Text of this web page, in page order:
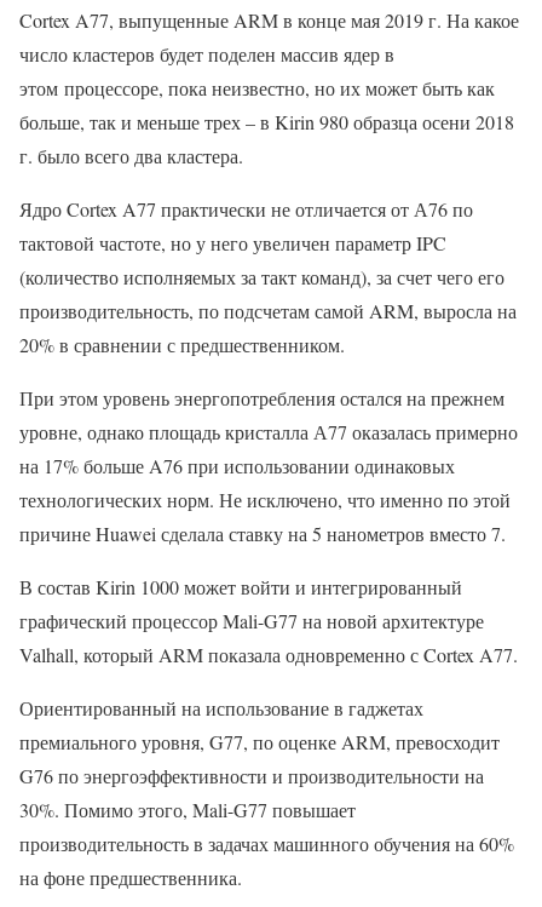
Cortex A77, выпущенные ARM в конце мая 2019 г. На какое
число кластеров будет поделен массив ядер в
этом процессоре, пока неизвестно, но их может быть как
больше, так и меньше трех – в Kirin 980 образца осени 2018
г. было всего два кластера.
Ядро Cortex A77 практически не отличается от А76 по
тактовой частоте, но у него увеличен параметр IPC
(количество исполняемых за такт команд), за счет чего его
производительность, по подсчетам самой ARM, выросла на
20% в сравнении с предшественником.
При этом уровень энергопотребления остался на прежнем
уровне, однако площадь кристалла А77 оказалась примерно
на 17% больше A76 при использовании одинаковых
технологических норм. Не исключено, что именно по этой
причине Huawei сделала ставку на 5 нанометров вместо 7.
В состав Kirin 1000 может войти и интегрированный
графический процессор Mali-G77 на новой архитектуре
Valhall, который ARM показала одновременно с Cortex A77.
Ориентированный на использование в гаджетах
премиального уровня, G77, по оценке ARM, превосходит
G76 по энергоэффективности и производительности на
30%. Помимо этого, Mali-G77 повышает
производительность в задачах машинного обучения на 60%
на фоне предшественника.